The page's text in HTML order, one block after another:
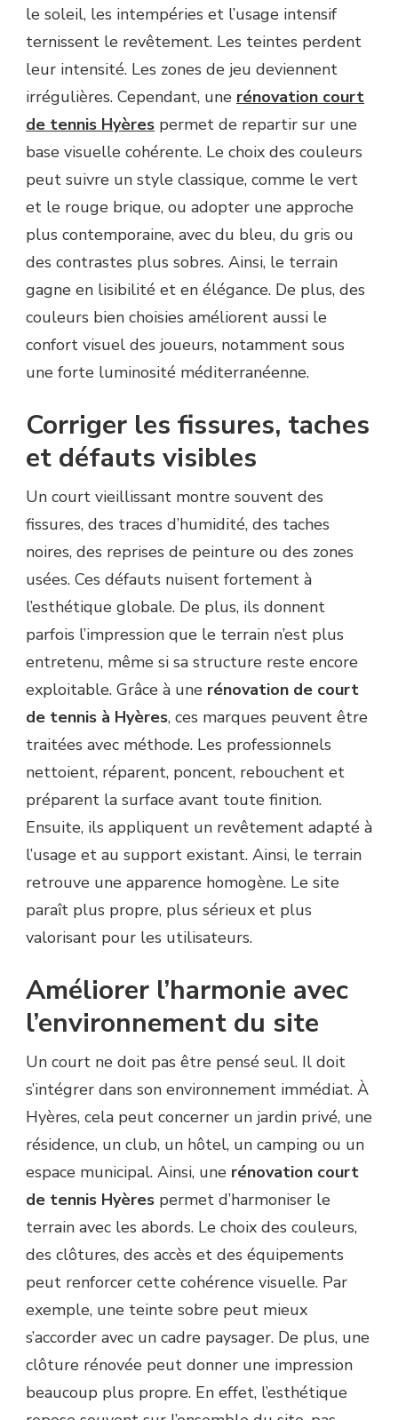
le soleil, les intempéries et l’usage intensif
ternissent le revêtement. Les teintes perdent
leur intensité. Les zones de jeu deviennent
irrégulières. Cependant, une rénovation court
de tennis Hyères permet de repartir sur une
base visuelle cohérente. Le choix des couleurs
peut suivre un style classique, comme le vert
et le rouge brique, ou adopter une approche
plus contemporaine, avec du bleu, du gris ou
des contrastes plus sobres. Ainsi, le terrain
gagne en lisibilité et en élégance. De plus, des
couleurs bien choisies améliorent aussi le
confort visuel des joueurs, notamment sous
une forte luminosité méditerranéenne.
Corriger les fissures, taches
et défauts visibles
Un court vieillissant montre souvent des
fissures, des traces d’humidité, des taches
noires, des reprises de peinture ou des zones
usées. Ces défauts nuisent fortement à
l’esthétique globale. De plus, ils donnent
parfois l’impression que le terrain n’est plus
entretenu, même si sa structure reste encore
exploitable. Grâce à une rénovation de court
de tennis à Hyères, ces marques peuvent être
traitées avec méthode. Les professionnels
nettoient, réparent, poncent, rebouchent et
préparent la surface avant toute finition.
Ensuite, ils appliquent un revêtement adapté à
l’usage et au support existant. Ainsi, le terrain
retrouve une apparence homogène. Le site
paraît plus propre, plus sérieux et plus
valorisant pour les utilisateurs.
Améliorer l’harmonie avec
l’environnement du site
Un court ne doit pas être pensé seul. Il doit
s’intégrer dans son environnement immédiat. À
Hyères, cela peut concerner un jardin privé, une
résidence, un club, un hôtel, un camping ou un
espace municipal. Ainsi, une rénovation court
de tennis Hyères permet d’harmoniser le
terrain avec les abords. Le choix des couleurs,
des clôtures, des accès et des équipements
peut renforcer cette cohérence visuelle. Par
exemple, une teinte sobre peut mieux
s’accorder avec un cadre paysager. De plus, une
clôture rénovée peut donner une impression
beaucoup plus propre. En effet, l’esthétique